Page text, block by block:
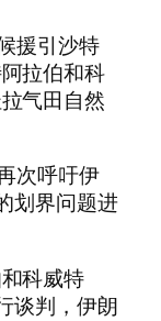
援引沙特
拉伯和科
气田自然
次呼吁伊
划界问题进
科威特
谈判，伊朗